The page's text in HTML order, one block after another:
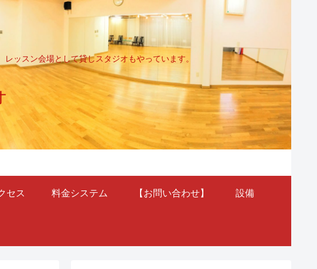
ッスン会場として貸しスタジオもやっています。
セス 料金システム 【お問い合わせ】 設備